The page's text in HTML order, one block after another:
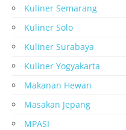
Kuliner Semarang
Kuliner Solo
Kuliner Surabaya
Kuliner Yogyakarta
Makanan Hewan
Masakan Jepang
MPASI